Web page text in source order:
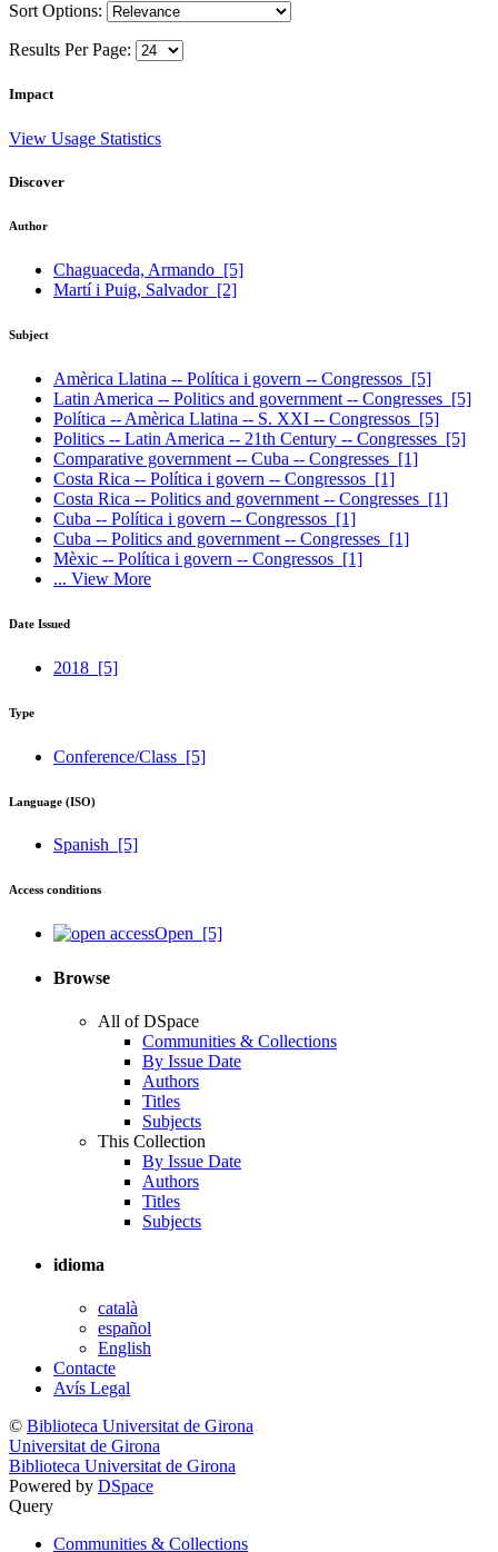
Sort Options:
Results Per Page:
Impact
View Usage Statistics
Discover
Author
Chaguaceda, Armando [5]
Martí i Puig, Salvador [2]
Subject
Amèrica Llatina -- Política i govern -- Congressos [5]
Latin America -- Politics and government -- Congresses [5]
Política -- Amèrica Llatina -- S. XXI -- Congressos [5]
Politics -- Latin America -- 21th Century -- Congresses [5]
Comparative government -- Cuba -- Congresses [1]
Costa Rica -- Política i govern -- Congressos [1]
Costa Rica -- Politics and government -- Congresses [1]
Cuba -- Política i govern -- Congressos [1]
Cuba -- Politics and government -- Congresses [1]
Mèxic -- Política i govern -- Congressos [1]
... View More
Date Issued
2018 [5]
Type
Conference/Class [5]
Language (ISO)
Spanish [5]
Access conditions
Open [5]
Browse
All of DSpace
Communities & Collections
By Issue Date
Authors
Titles
Subjects
This Collection
By Issue Date
Authors
Titles
Subjects
idioma
català
español
English
Contacte
Avís Legal
© Biblioteca Universitat de Girona
Universitat de Girona
Biblioteca Universitat de Girona
Powered by DSpace
Query
Communities & Collections